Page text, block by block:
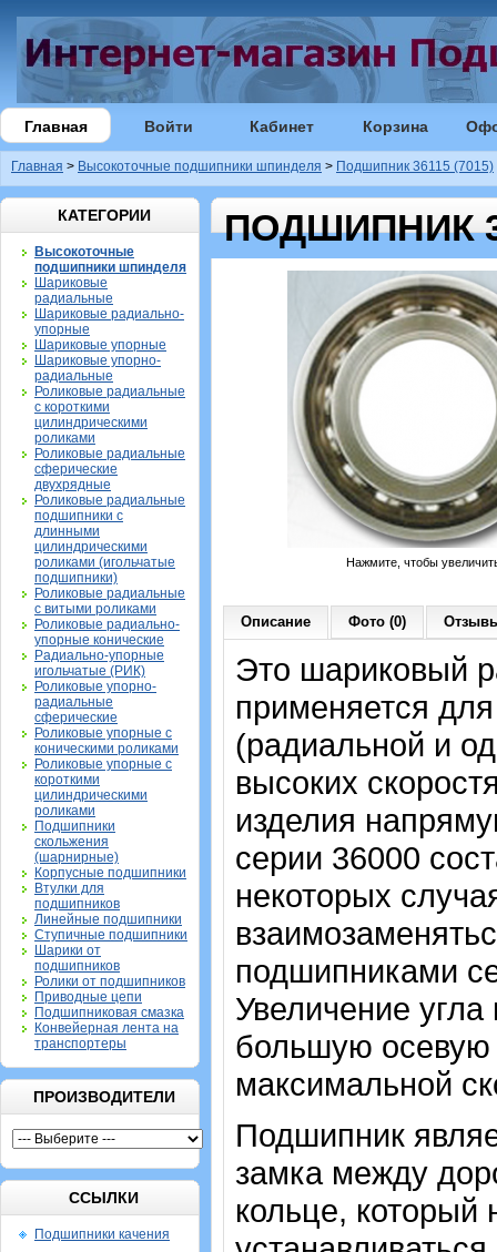
Главная Войти Кабинет Корзина
Главная > Высокоточные подшипники шпинделя > Подшипник 36115 (7015)
КАТЕГОРИИ
Высокоточные
подшипники шпинделя
Шариковые
радиальные
Шариковые радиально-
упорные
Шариковые упорные
Шариковые упорно-
радиальные
Роликовые радиальные
с короткими
цилиндрическими
роликами
Роликовые радиальные
сферические
двухрядные
Роликовые радиальные
подшипники с
длинными
цилиндрическими
роликами (игольчатые
подшипники)
Роликовые радиальные
с витыми роликами
Роликовые радиально-
упорные конические
Радиально-упорные
игольчатые (РИК)
Роликовые упорно-
радиальные
сферические
Роликовые упорные с
коническими роликами
Роликовые упорные с
короткими
цилиндрическими
роликами
Подшипники
скольжения
(шарнирные)
Корпусные подшипники
Втулки для
подшипников
Линейные подшипники
Ступичные подшипники
Шарики от
подшипников
Ролики от подшипников
Приводные цепи
Подшипниковая смазка
Конвейерная лента на
транспортеры
ПРОИЗВОДИТЕЛИ
ССЫЛКИ
Подшипники качения
ПОДШИПНИК
Нажмите, чтобы
Описание Фото (0)
Это шариковый
применяется
(радиальной и
высоких
изделия
серии 36000
некоторых
подшипниками
Увеличение угла
большую осевую
максимальной
Подшипник
замка между
кольце,